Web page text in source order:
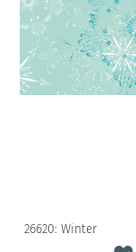
26620: Winter